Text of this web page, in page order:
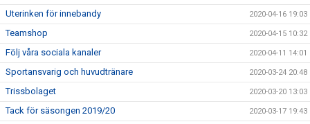
Uterinken för innebandy 2020-04-16 19:03
Teamshop 2020-04-15 10:32
Följ våra sociala kanaler 2020-04-11 14:01
Sportansvarig och huvudtränare 2020-03-24 20:48
Trissbolaget 2020-03-20 13:03
Tack för säsongen 2019/20 2020-03-17 19:43